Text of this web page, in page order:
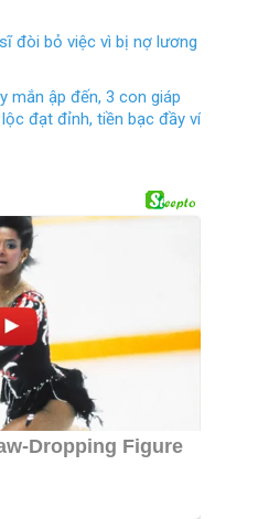
đòi bỏ việc vì bị nợ lương
mắn ập đến, 3 con giáp
đạt đỉnh, tiền bạc đầy ví